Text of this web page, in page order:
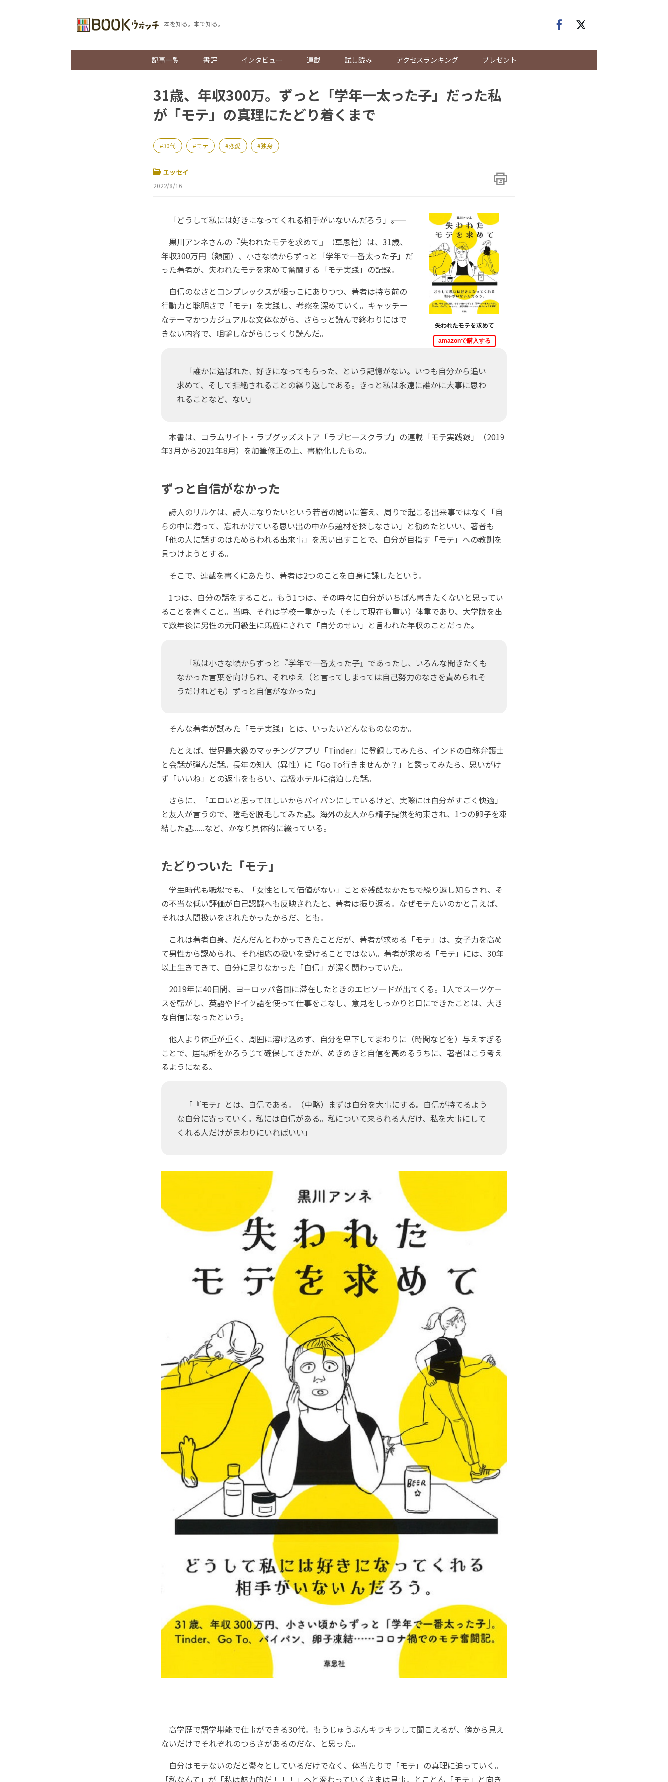
本を知る。本で知る。
記事一覧 書評 インタビュー 連載 試し読み アクセスランキング プレゼント
31歳、年収300万。ずっと「学年一太った子」だった私
が「モテ」の真理にたどり着くまで
30代 モテ 恋愛 独身
エッセイ
2022/8/16
失われたモテを求めて
amazonで購入する
「どうして私には好きになってくれる相手がいないんだろう」――。
黒川アンネさんの『失われたモテを求めて』（草思社）は、31歳、
年収300万円（額面）、小さな頃からずっと「学年で一番太った子」だ
った著者が、失われたモテを求めて奮闘する「モテ実践」の記録。
自信のなさとコンプレックスが根っこにありつつ、著者は持ち前の
行動力と聡明さで「モテ」を実践し、考察を深めていく。キャッチー
なテーマかつカジュアルな文体ながら、さらっと読んで終わりにはで
きない内容で、咀嚼しながらじっくり読んだ。
「誰かに選ばれた、好きになってもらった、という記憶がない。いつも自分から追い
求めて、そして拒絶されることの繰り返しである。きっと私は永遠に誰かに大事に思わ
れることなど、ない」
本書は、コラムサイト・ラブグッズストア「ラブピースクラブ」の連載「モテ実践録」（2019
年3月から2021年8月）を加筆修正の上、書籍化したもの。
ずっと自信がなかった
詩人のリルケは、詩人になりたいという若者の問いに答え、周りで起こる出来事ではなく「自
らの中に潜って、忘れかけている思い出の中から題材を探しなさい」と勧めたといい、著者も
「他の人に話すのはためらわれる出来事」を思い出すことで、自分が目指す「モテ」への教訓を
見つけようとする。
そこで、連載を書くにあたり、著者は2つのことを自身に課したという。
1つは、自分の話をすること。もう1つは、その時々に自分がいちばん書きたくないと思ってい
ることを書くこと。当時、それは学校一重かった（そして現在も重い）体重であり、大学院を出
て数年後に男性の元同級生に馬鹿にされて「自分のせい」と言われた年収のことだった。
「私は小さな頃からずっと『学年で一番太った子』であったし、いろんな聞きたくも
なかった言葉を向けられ、それゆえ（と言ってしまっては自己努力のなさを責められそ
うだけれども）ずっと自信がなかった」
そんな著者が試みた「モテ実践」とは、いったいどんなものなのか。
たとえば、世界最大級のマッチングアプリ「Tinder」に登録してみたら、インドの自称弁護士
と会話が弾んだ話。長年の知人（異性）に「Go To行きませんか？」と誘ってみたら、思いがけ
ず「いいね」との返事をもらい、高級ホテルに宿泊した話。
さらに、「エロいと思ってほしいからパイパンにしているけど、実際には自分がすごく快適」
と友人が言うので、陰毛を脱毛してみた話。海外の友人から精子提供を約束され、1つの卵子を凍
結した話......など、かなり具体的に綴っている。
たどりついた「モテ」
学生時代も職場でも、「女性として価値がない」ことを残酷なかたちで繰り返し知らされ、そ
の不当な低い評価が自己認識へも反映されたと、著者は振り返る。なぜモテたいのかと言えば、
それは人間扱いをされたかったからだ、とも。
これは著者自身、だんだんとわかってきたことだが、著者が求める「モテ」は、女子力を高め
て男性から認められ、それ相応の扱いを受けることではない。著者が求める「モテ」には、30年
以上生きてきて、自分に足りなかった「自信」が深く関わっていた。
2019年に40日間、ヨーロッパ各国に滞在したときのエピソードが出てくる。1人でスーツケー
スを転がし、英語やドイツ語を使って仕事をこなし、意見をしっかりと口にできたことは、大き
な自信になったという。
他人より体重が重く、周囲に溶け込めず、自分を卑下してまわりに（時間などを）与えすぎる
ことで、居場所をかろうじて確保してきたが、めきめきと自信を高めるうちに、著者はこう考え
るようになる。
「『モテ』とは、自信である。（中略）まずは自分を大事にする。自信が持てるよう
な自分に寄っていく。私には自信がある。私について来られる人だけ、私を大事にして
くれる人だけがまわりにいればいい」
高学歴で語学堪能で仕事ができる30代。もうじゅうぶんキラキラして聞こえるが、傍から見え
ないだけでそれぞれのつらさがあるのだな、と思った。
自分はモテないのだと鬱々としているだけでなく、体当たりで「モテ」の真理に迫っていく。
「私なんて」が「私は魅力的だ！！！」へと変わっていくさまは見事。とことん「モテ」と向き